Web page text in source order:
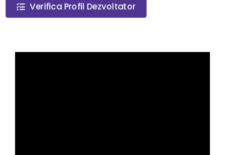
Verifica Profil Dezvoltator